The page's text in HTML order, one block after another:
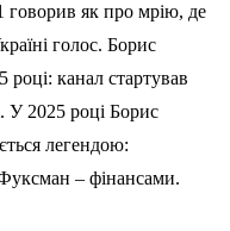
як про мрію, де
голос. Борис
канал стартував
У 2025 році Борис
легендою:
– фінансами.